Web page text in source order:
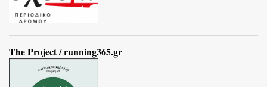
The Project / running365.gr